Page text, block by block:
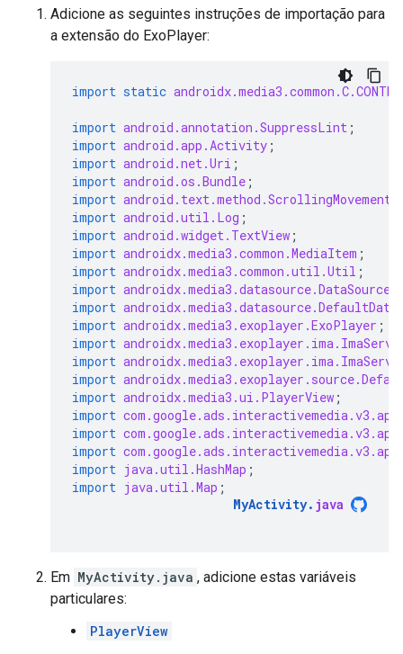
Adicione as seguintes instruções de importação para
a extensão do ExoPlayer:
import static
import android.annotation.SuppressLint ;
import android.app.Activity ;
import android.net.Uri ;
import android.os.Bundle ;
import
import android.util.Log ;
import android.widget.TextView ;
import androidx.media3.common.MediaItem ;
import androidx.media3.common.util.Util ;
import androidx.media3.datasource.DataSource
import
import androidx.media3.exoplayer.ExoPlayer ;
import
import
import
import androidx.media3.ui.PlayerView ;
import
import
import
import java.util.HashMap ;
import java.util.Map ;
MyActivity. java
Em MyActivity.java , adicione estas variáveis
particulares:
PlayerView